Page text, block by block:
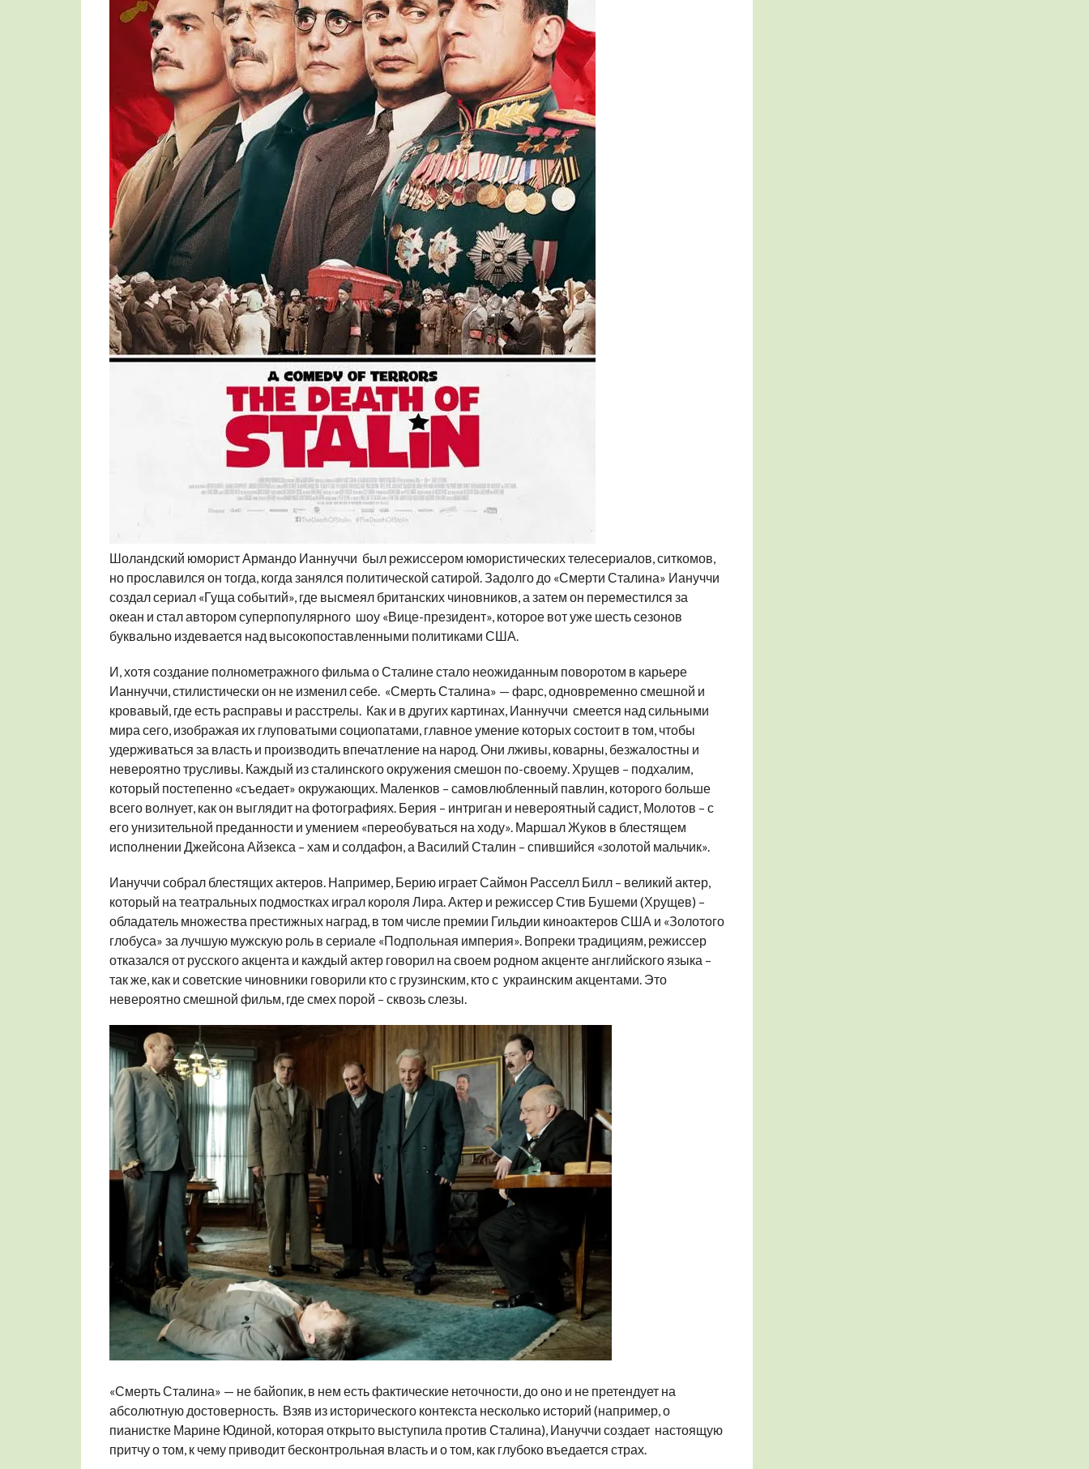
Шоландский юморист Армандо Ианнуччи был режиссером юмористических телесериалов, ситкомов,
но прославился он тогда, когда занялся политической сатирой. Задолго до «Смерти Сталина» Иануччи
создал сериал «Гуща событий», где высмеял британских чиновников, а затем он переместился за
океан и стал автором суперпопулярного шоу «Вице-президент», которое вот уже шесть сезонов
буквально издевается над высокопоставленными политиками США.
И, хотя создание полнометражного фильма о Сталине стало неожиданным поворотом в карьере
Ианнуччи, стилистически он не изменил себе. «Смерть Сталина» — фарс, одновременно смешной и
кровавый, где есть расправы и расстрелы. Как и в других картинах, Ианнуччи смеется над сильными
мира сего, изображая их глуповатыми социопатами, главное умение которых состоит в том, чтобы
удерживаться за власть и производить впечатление на народ. Они лживы, коварны, безжалостны и
невероятно трусливы. Каждый из сталинского окружения смешон по-своему. Хрущев – подхалим,
который постепенно «съедает» окружающих. Маленков – самовлюбленный павлин, которого больше
всего волнует, как он выглядит на фотографиях. Берия – интриган и невероятный садист, Молотов – с
его унизительной преданности и умением «переобуваться на ходу». Маршал Жуков в блестящем
исполнении Джейсона Айзекса – хам и солдафон, а Василий Сталин – спившийся «золотой мальчик».
Иануччи собрал блестящих актеров. Например, Берию играет Саймон Расселл Билл – великий актер,
который на театральных подмостках играл короля Лира. Актер и режиссер Стив Бушеми (Хрущев) –
обладатель множества престижных наград, в том числе премии Гильдии киноактеров США и «Золотого
глобуса» за лучшую мужскую роль в сериале «Подпольная империя». Вопреки традициям, режиссер
отказался от русского акцента и каждый актер говорил на своем родном акценте английского языка –
так же, как и советские чиновники говорили кто с грузинским, кто с украинским акцентами. Это
невероятно смешной фильм, где смех порой – сквозь слезы.
«Смерть Сталина» — не байопик, в нем есть фактические неточности, до оно и не претендует на
абсолютную достоверность. Взяв из исторического контекста несколько историй (например, о
пианистке Марине Юдиной, которая открыто выступила против Сталина), Иануччи создает настоящую
притчу о том, к чему приводит бесконтрольная власть и о том, как глубоко въедается страх.